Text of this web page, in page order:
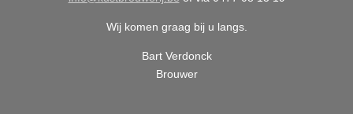
Wij komen graag bij u langs.
Bart Verdonck
Brouwer